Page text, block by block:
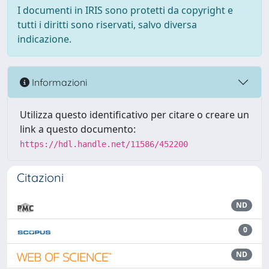
I documenti in IRIS sono protetti da copyright e
tutti i diritti sono riservati, salvo diversa
indicazione.
Informazioni
Utilizza questo identificativo per citare o creare un
link a questo documento:
https://hdl.handle.net/11586/452200
Citazioni
ND
0
ND